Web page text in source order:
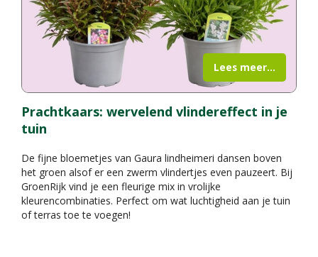
Prachtkaars: wervelend vlindereffect in je
tuin
De fijne bloemetjes van Gaura lindheimeri dansen boven
het groen alsof er een zwerm vlindertjes even pauzeert. Bij
GroenRijk vind je een fleurige mix in vrolijke
kleurencombinaties. Perfect om wat luchtigheid aan je tuin
of terras toe te voegen!
Lees meer...